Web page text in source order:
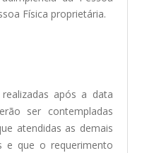
Física proprietária.
após a data
ser contempladas
atendidas as demais
e que o requerimento